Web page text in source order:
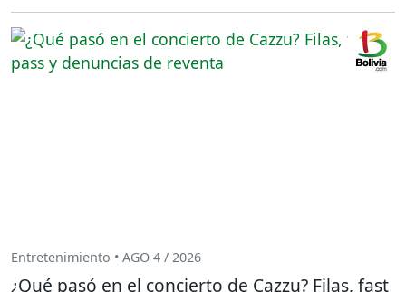
Entretenimiento • AGO 4 / 2026
¿Qué pasó en el concierto de Cazzu? Filas, fast